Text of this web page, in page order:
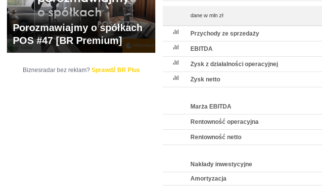
dane w mln zł
Przychody ze sprzedaży
EBITDA
Zysk z działalności operacyjnej
Zysk netto
Marża EBITDA
Rentowność operacyjna
Rentowność netto
Nakłady inwestycyjne
Amortyzacja
Porozmawiajmy o spółkach
POS #47 [BR Premium]
Biznesradar bez reklam? Sprawdź BR Plus